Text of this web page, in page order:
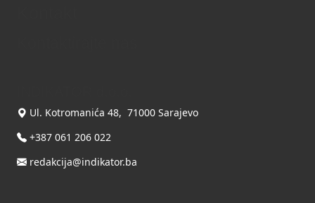
Ul. Kotromanića 48, 71000 Sarajevo
+387 061 206 022
redakcija@indikator.ba